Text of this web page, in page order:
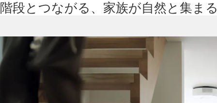
階段とつながる、家族が自然と集ま